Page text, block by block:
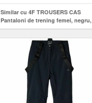
Similar cu 4F TROUSERS CAS
Pantaloni de trening femei, negru,
mărime